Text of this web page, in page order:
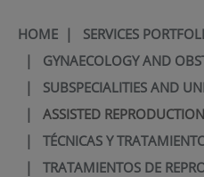
HOME| SERVICES
| GYNAECOLOGY AND
| SUBSPECIALITIES AND
| ASSISTED REPRODUCTION
| TÉCNICAS Y
| TRATAMIENTOS DE